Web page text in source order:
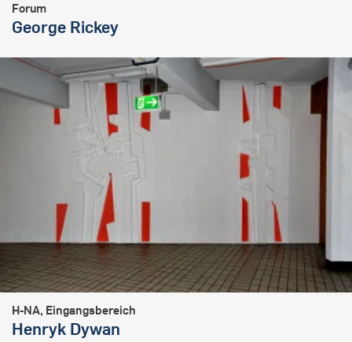
Forum
George Rickey
H-NA, Eingangsbereich
Henryk Dywan